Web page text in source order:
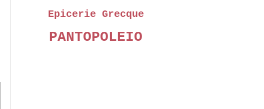
Epicerie Grecque
PANTOPOLEIO